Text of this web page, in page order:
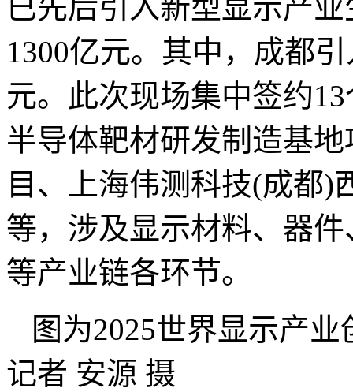
已先后引入新型显示产
1300亿元。其中，成都
元。此次现场集中签约
半导体靶材研发制造基
目、上海伟测科技(成都)
等，涉及显示材料、器
等产业链各环节。
图为2025世界显示产
记者 安源 摄